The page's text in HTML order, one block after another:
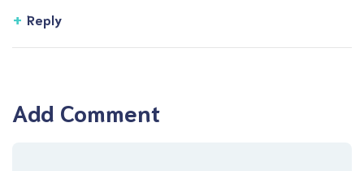
Reply
Add Comment